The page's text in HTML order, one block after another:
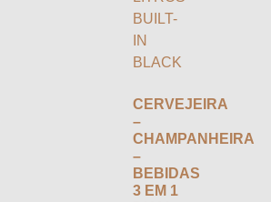
CERVEJEIRA
–
CHAMPANHEIRA
–
BEBIDAS
3 EM 1